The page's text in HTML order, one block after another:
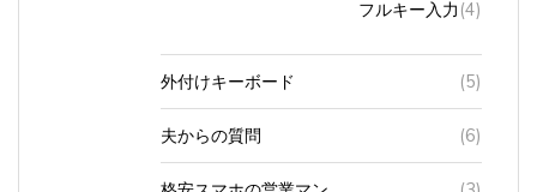
外付けキーボード (5)
夫からの質問 (6)
格安スマホの営業マン (3)